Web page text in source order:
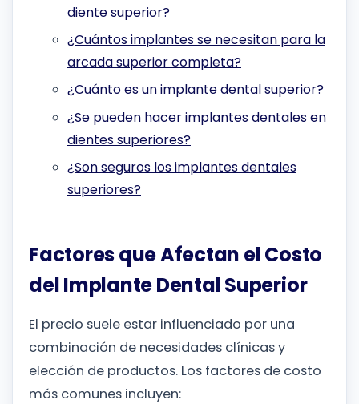
diente superior?
¿Cuántos implantes se necesitan para la
arcada superior completa?
¿Cuánto es un implante dental superior?
¿Se pueden hacer implantes dentales en
dientes superiores?
¿Son seguros los implantes dentales
superiores?
Factores que Afectan el Costo
del Implante Dental Superior
El precio suele estar influenciado por una
combinación de necesidades clínicas y
elección de productos. Los factores de costo
más comunes incluyen: